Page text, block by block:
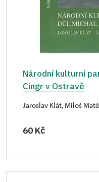
Národní kulturní
Cingr v Ostravě
Jaroslav Klát, Miloš
60 Kč